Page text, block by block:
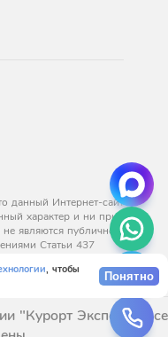
, чтобы
Понятно
данный Интернет-сайт
характер и ни при
не являются публичной
Статьи 437
к нашим менеджерам.
"Курорт Эксперт". Все